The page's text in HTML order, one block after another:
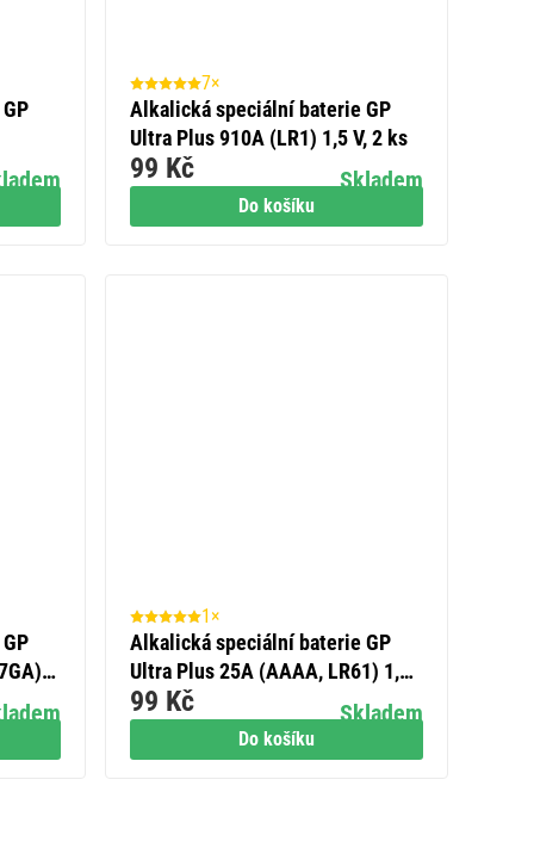
Do košíku
7×
Alkalická speciální baterie GP
Ultra Plus 910A (LR1) 1,5 V, 2 ks
Skladem
99 Kč
Do košíku
1×
Alkalická speciální baterie GP
Ultra Plus 25A (AAAA, LR61) 1,5
V, 2 ks
Skladem
99 Kč